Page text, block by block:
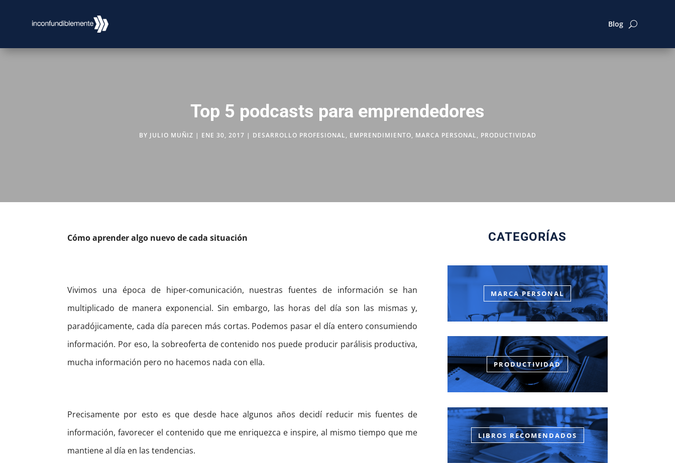
Blog
Top 5 podcasts para emprendedores
BY JULIO MUÑIZ | ENE 30, 2017 | DESARROLLO PROFESIONAL, EMPRENDIMIENTO, MARCA PERSONAL, PRODUCTIVIDAD
Cómo aprender algo nuevo de cada situación
Vivimos una época de hiper-comunicación, nuestras fuentes de información se han
multiplicado de manera exponencial. Sin embargo, las horas del día son las mismas y,
paradójicamente, cada día parecen más cortas. Podemos pasar el día entero consumiendo
información. Por eso, la sobreoferta de contenido nos puede producir parálisis productiva,
mucha información pero no hacemos nada con ella.
Precisamente por esto es que desde hace algunos años decidí reducir mis fuentes de
información, favorecer el contenido que me enriquezca e inspire, al mismo tiempo que me
mantiene al día en las tendencias.
CATEGORÍAS
MARCA PERSONAL
PRODUCTIVIDAD
LIBROS RECOMENDADOS